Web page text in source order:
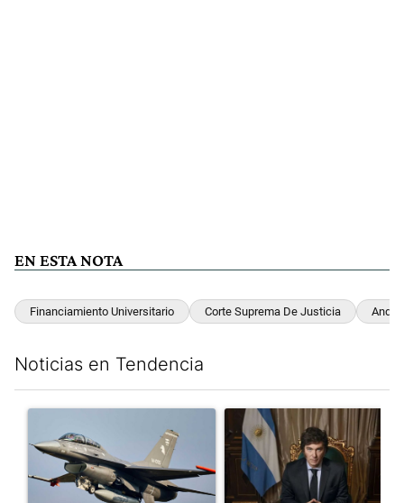
EN ESTA NOTA
Financiamiento Universitario Corte Suprema De Justicia
Noticias en Tendencia
Un artículo de tendencia con el título "Los aviones F 16
Un artículo de tendencia